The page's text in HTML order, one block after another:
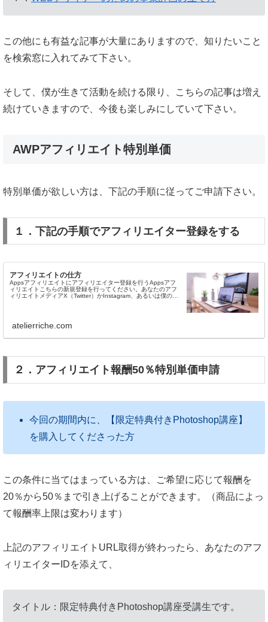
この他にも有益な記事が大量にありますので、知りたいこと
を検索窓に入れてみて下さい。
そして、僕が生きて活動を続ける限り、こちらの記事は増え
続けていきますので、今後も楽しみにしていて下さい。
AWPアフィリエイト特別単価
特別単価が欲しい方は、下記の手順に従ってご申請下さい。
１．下記の手順でアフィリエイター登録をする
アフィリエイトの仕方
Appsアフィリエイトにアフィリエイター登録を行うAppsアフ
ィリエイトこちらの新規登録を行ってください。あなたのアフ
ィリエイトメディアX（Twitter）かInstagram、あるいは僕の有
atelierriche.com
２．アフィリエイト報酬50％特別単価申請
今回の期間内に、【限定特典付きPhotoshop講座】
を購入してくださった方
この条件に当てはまっている方は、ご希望に応じて報酬を
20％から50％まで引き上げることができます。（商品によっ
て報酬率上限は変わります）
上記のアフィリエイトURL取得が終わったら、あなたのアフ
ィリエイターIDを添えて、
タイトル：限定特典付きPhotoshop講座受講生です。